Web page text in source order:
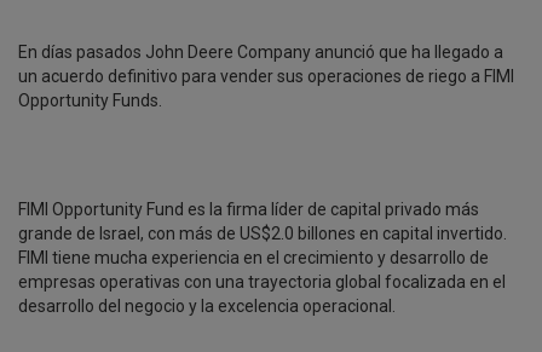
En días pasados John Deere Company anunció que ha llegado a
un acuerdo definitivo para vender sus operaciones de riego a FIMI
Opportunity Funds.
FIMI Opportunity Fund es la firma líder de capital privado más
grande de Israel, con más de US$2.0 billones en capital invertido.
FIMI tiene mucha experiencia en el crecimiento y desarrollo de
empresas operativas con una trayectoria global focalizada en el
desarrollo del negocio y la excelencia operacional.